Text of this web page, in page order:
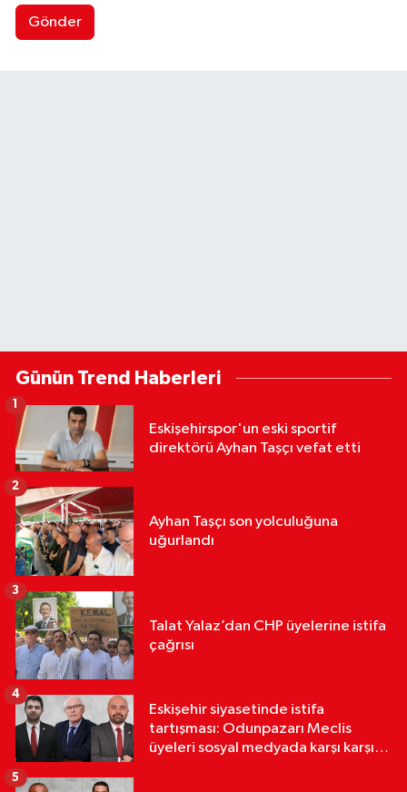
Gönder
Günün Trend Haberleri
Eskişehirspor'un eski sportif
direktörü Ayhan Taşçı vefat etti
Ayhan Taşçı son yolculuğuna
uğurlandı
2
Talat Yalaz’dan CHP üyelerine istifa
çağrısı
3
Eskişehir siyasetinde istifa
tartışması: Odunpazarı Meclis
üyeleri sosyal medyada karşı karşıya
4
5